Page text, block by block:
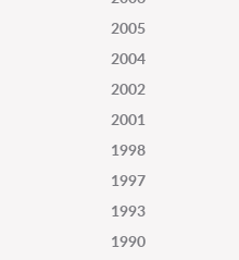
2005
2004
2002
2001
1998
1997
1993
1990